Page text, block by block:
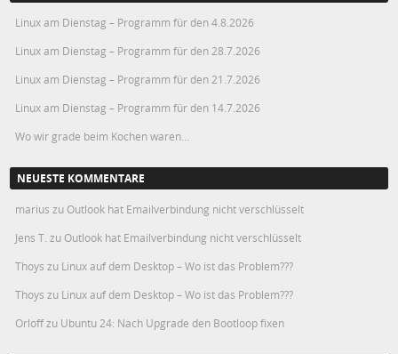
Linux am Dienstag – Programm für den 4.8.2026
Linux am Dienstag – Programm für den 28.7.2026
Linux am Dienstag – Programm für den 21.7.2026
Linux am Dienstag – Programm für den 14.7.2026
Wo wir grade beim Kochen waren…
NEUESTE KOMMENTARE
marius zu Outlook hat Emailverbindung nicht verschlüsselt
Jens T. zu Outlook hat Emailverbindung nicht verschlüsselt
Thoys zu Linux auf dem Desktop – Wo ist das Problem???
Thoys zu Linux auf dem Desktop – Wo ist das Problem???
Orloffzu Ubuntu 24: Nach Upgrade den Bootloop fixen